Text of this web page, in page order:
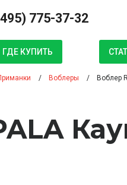
775-37-32
ГДЕ КУПИТЬ
Воблеры Воблер